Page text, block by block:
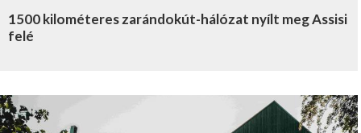
1500 kilométeres zarándokút-hálózat nyílt meg Assisi
felé